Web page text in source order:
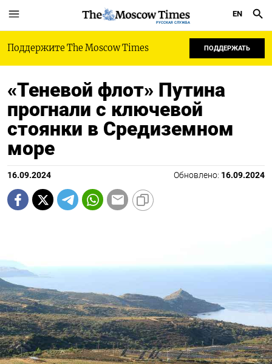
РУССКАЯ СЛУЖБА
EN
Поддержите The Moscow Times ПОДДЕРЖАТЬ
«Теневой флот» Путина
прогнали с ключевой
стоянки в Средиземном
море
16.09.2024 Обновлено: 16.09.2024